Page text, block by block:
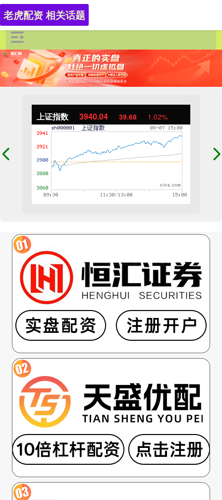
上证指数 3940.04 39.68 1.02%
老虎配资 相关话题